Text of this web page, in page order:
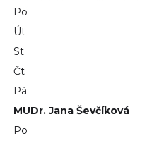
Po
Út
St
Čt
Pá
MUDr. Jana Ševčíková
Po